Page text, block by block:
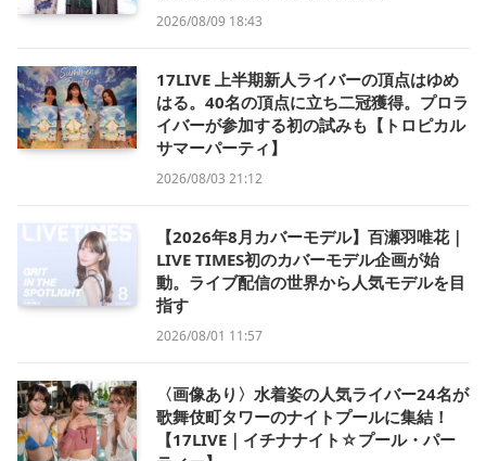
2026/08/09 18:43
17LIVE 上半期新人ライバーの頂点はゆめ
はる。40名の頂点に立ち二冠獲得。プロラ
イバーが参加する初の試みも【トロピカル
サマーパーティ】
2026/08/03 21:12
【2026年8月カバーモデル】百瀬羽唯花｜
LIVE TIMES初のカバーモデル企画が始
動。ライブ配信の世界から人気モデルを目
指す
2026/08/01 11:57
〈画像あり〉水着姿の人気ライバー24名が
歌舞伎町タワーのナイトプールに集結！
【17LIVE｜イチナナイト☆プール・パー